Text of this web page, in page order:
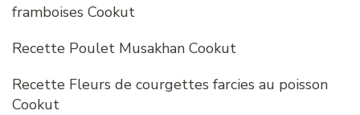
framboises Cookut
Recette Poulet Musakhan Cookut
Recette Fleurs de courgettes farcies au poisson
Cookut